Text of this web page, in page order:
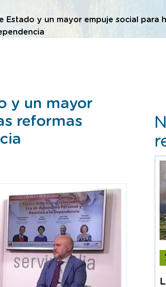
Estado y un mayor empuje social para
y un mayor
reformas